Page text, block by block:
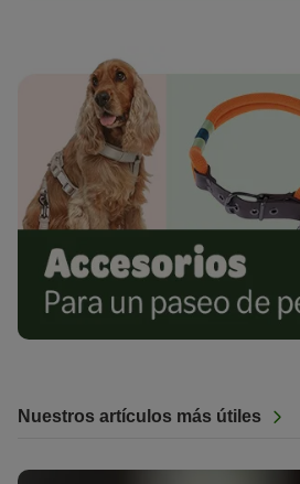
Nuestros artículos más útiles